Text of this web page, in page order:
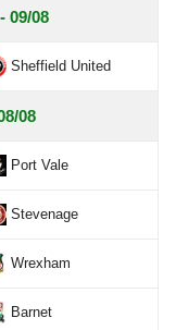
09/08
Sheffield United
08
Port Vale
Stevenage
Wrexham
Barnet